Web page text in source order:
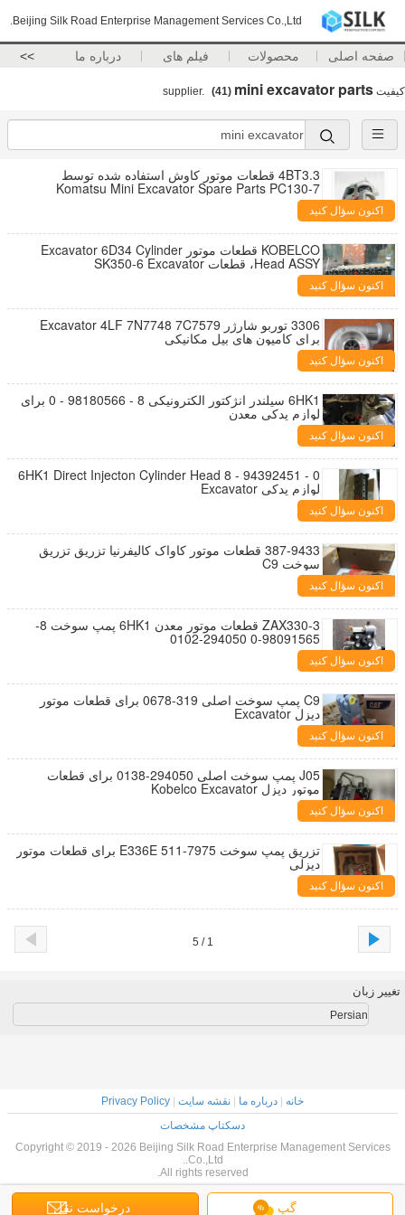
Beijing Silk Road Enterprise Management Services Co.,Ltd.
صفحه اصلی محصولات فیلم های درباره ما >>
کیفیت mini excavator parts
(41)
4BT3.3 قطعات موتور کاوش استفاده شده توسط
Komatsu Mini Excavator Spare Parts PC130-7
اکنون سؤال کنید
KOBELCO قطعات موتور Excavator 6D34 Cylinder
Head ASSY، قطعات SK350-6 Excavator
اکنون سؤال کنید
3306 توربو شارژر Excavator 4LF 7N7748 7C7579
برای کامیون های بیل مکانیکی
اکنون سؤال کنید
6HK1 سیلندر انژکتور الکترونیکی 8 - 98180566 - 0 برای
لوازم یدکی معدن
اکنون سؤال کنید
6HK1 Direct Injecton Cylinder Head 8 - 94392451 - 0
لوازم یدکی Excavator
اکنون سؤال کنید
387-9433 قطعات موتور کاواک کالیفرنیا تزریق تزریق
سوخت C9
اکنون سؤال کنید
ZAX330-3 قطعات موتور معدن 6HK1 پمپ سوخت 8-
98091565-0 294050-0102
اکنون سؤال کنید
C9 پمپ سوخت اصلی 319-0678 برای قطعات موتور
دیزل Excavator
اکنون سؤال کنید
J05 پمپ سوخت اصلی 294050-0138 برای قطعات
موتور دیزل Kobelco Excavator
اکنون سؤال کنید
تزریق پمپ سوخت E336E 511-7975 برای قطعات موتور
دیزلی
اکنون سؤال کنید
1 / 5
گپ درخواست نقل
تغییر زبان
Persian
خانه درباره ما نقشه سایت
Privacy Policy
دسکتاپ مشخصات
Copyright © 2019 - 2026 Beijing Silk Road Enterprise Management Services
Co.,Ltd..
All rights reserved.